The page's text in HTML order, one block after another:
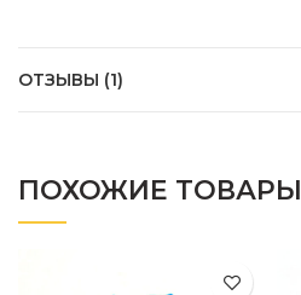
ОТЗЫВЫ (1)
ПОХОЖИЕ ТОВАРЫ